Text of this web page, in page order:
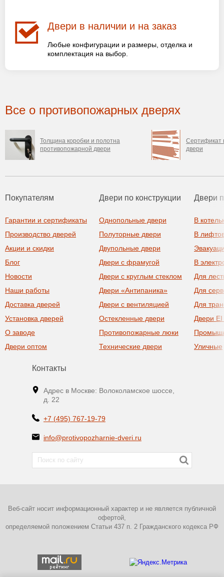
Двери в наличии и на заказ
Любые конфигурации и размеры, отделка и
комплектация на выбор.
Все о противопожарных дверях
Толщина коробки и полотна
противопожарной двери
Сертификат
двери
Покупателям
Гарантии и сертификаты
Производство дверей
Акции и скидки
Блог
Новости
Наши работы
Доставка дверей
Установка дверей
О заводе
Двери оптом
Двери по конструкции
Однопольные двери
Полуторные двери
Двупольные двери
Двери с фрамугой
Двери с круглым стеклом
Двери «Антипаника»
Двери с вентиляцией
Остекленные двери
Противопожарные люки
Технические двери
Двери
В
В
В
Для
Для
Для
Двери
Уличные
Контакты
Адрес в Москве: Волоколамское шоссе,
д. 22
+7 (495) 767-19-79
info@protivopozharnie-dveri.ru
Веб-сайт носит информационный характер и не является публичной
офертой,
определяемой положением Статьи 437 п. 2 Гражданского кодекса РФ